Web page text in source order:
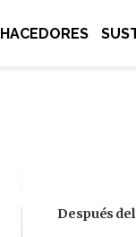
HACEDORES
Después